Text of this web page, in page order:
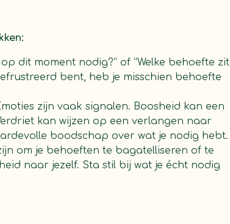
dit moment nodig?” of “Welke behoefte zit
bent, heb je misschien behoefte
zijn vaak signalen. Boosheid kan een
kan wijzen op een verlangen naar
boodschap over wat je nodig hebt.
om je behoeften te bagatelliseren of te
naar jezelf. Sta stil bij wat je écht nodig